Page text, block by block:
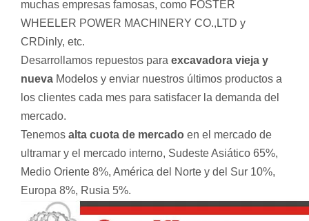
muchas empresas famosas, como FOSTER
WHEELER POWER MACHINERY CO.,LTD y
CRDinly, etc.
Desarrollamos repuestos para excavadora vieja y
nueva Modelos y enviar nuestros últimos productos a
los clientes cada mes para satisfacer la demanda del
mercado.
Tenemos alta cuota de mercado en el mercado de
ultramar y el mercado interno, Sudeste Asiático 65%,
Medio Oriente 8%, América del Norte y del Sur 10%,
Europa 8%, Rusia 5%.